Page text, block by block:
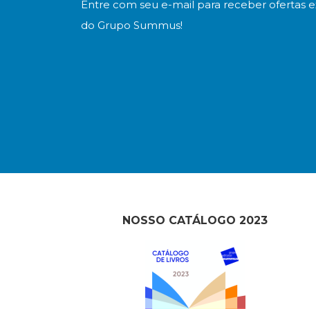
Entre com seu e-mail para receber ofertas
do Grupo Summus!
NOSSO CATÁLOGO 2023